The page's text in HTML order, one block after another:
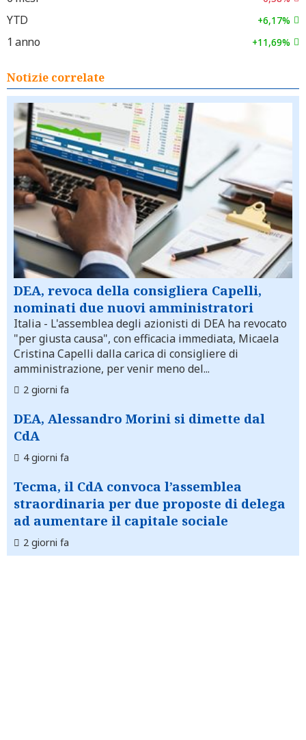
YTD +6,17%
1 anno +11,69%
Notizie correlate
DEA, revoca della consigliera Capelli,
nominati due nuovi amministratori
Italia - L'assemblea degli azionisti di DEA ha revocato
"per giusta causa", con efficacia immediata, Micaela
Cristina Capelli dalla carica di consigliere di
amministrazione, per venir meno del...
2 giorni fa
DEA, Alessandro Morini si dimette dal
CdA
4 giorni fa
Tecma, il CdA convoca l’assemblea
straordinaria per due proposte di delega
ad aumentare il capitale sociale
2 giorni fa